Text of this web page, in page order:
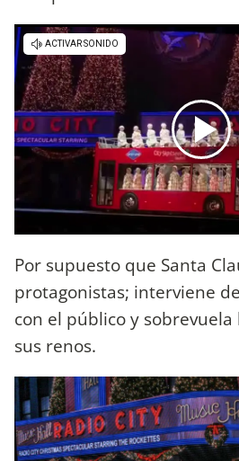
Por supuesto que Santa
protagonistas; interviene
con el público y
sus renos.